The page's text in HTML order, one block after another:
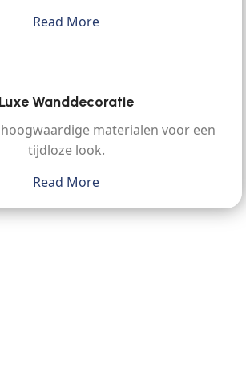
Read More
Luxe Wanddecoratie
materialen voor een
tijdloze look.
Read More